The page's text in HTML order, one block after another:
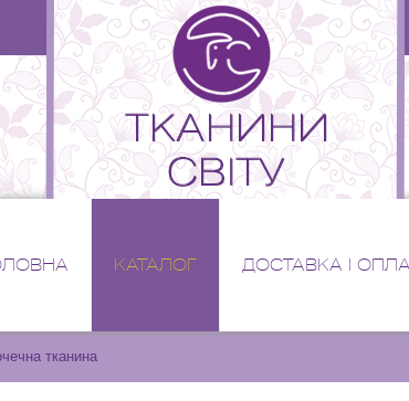
КАТАЛОГ ДОСТАВКА І
тканина